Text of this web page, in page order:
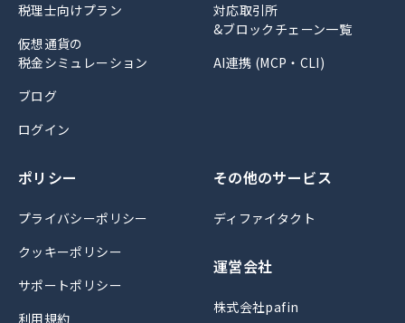
税理士向けプラン
仮想通貨の
税金シミュレーション
ブログ
ログイン
対応取引所
&ブロックチェーン一覧
AI連携 (MCP・CLI)
ポリシー
プライバシーポリシー
クッキーポリシー
サポートポリシー
利用規約
その他のサービス
ディファイタクト
運営会社
株式会社pafin